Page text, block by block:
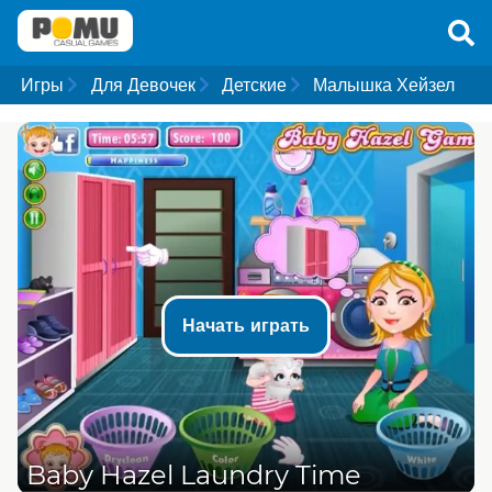
Игры Для Девочек Детские Малышка Хейзел
Начать играть
Baby Hazel Laundry Time